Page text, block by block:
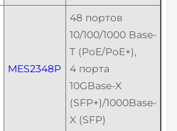
MES2348P
48 портов
10/100/1000 Base-
T (PoE/PoE+),
4 порта
10GBase-X
(SFP+)/1000Base-
X (SFP)